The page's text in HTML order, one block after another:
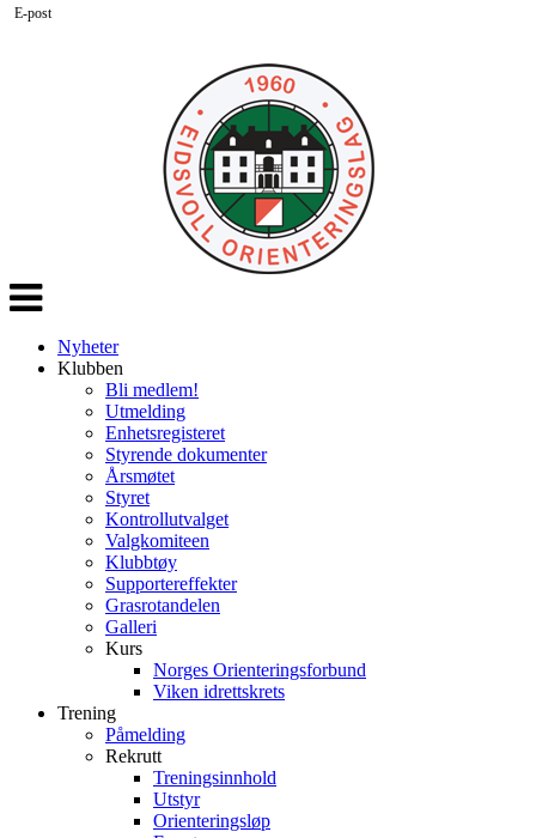
Veksle
navigasjon
Nyheter
Klubben
Bli medlem!
Utmelding
Enhetsregisteret
Styrende dokumenter
Årsmøtet
Styret
Kontrollutvalget
Valgkomiteen
Klubbtøy
Supportereffekter
Grasrotandelen
Galleri
Kurs
Norges Orienteringsforbund
Viken idrettskrets
Trening
Påmelding
Rekrutt
Treningsinnhold
Utstyr
Orienteringsløp
E-post